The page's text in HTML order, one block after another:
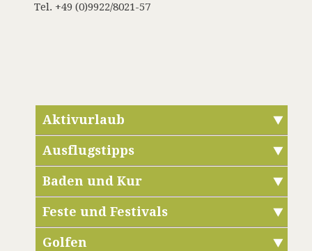
Tel. +49 (0)9922/8021-57
Aktivurlaub
Ausflugstipps
Baden und Kur
Feste und Festivals
Golfen